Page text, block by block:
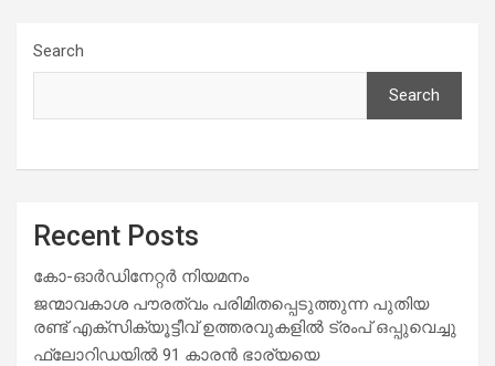
Search
Search
Recent Posts
കോ-ഓർഡിനേറ്റർ നിയമനം
ജന്മാവകാശ പൗരത്വം പരിമിതപ്പെടുത്തുന്ന പുതിയ
രണ്ട് എക്സിക്യൂട്ടീവ് ഉത്തരവുകളിൽ ട്രംപ് ഒപ്പുവെച്ചു
ഫ്ലോറിഡയിൽ 91 കാരൻ ഭാര്യയെ